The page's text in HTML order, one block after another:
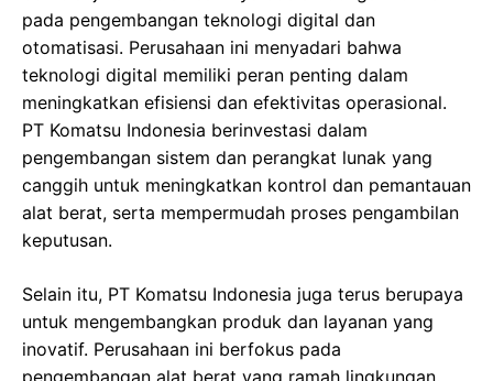
pada pengembangan teknologi digital dan
otomatisasi. Perusahaan ini menyadari bahwa
teknologi digital memiliki peran penting dalam
meningkatkan efisiensi dan efektivitas operasional.
PT Komatsu Indonesia berinvestasi dalam
pengembangan sistem dan perangkat lunak yang
canggih untuk meningkatkan kontrol dan pemantauan
alat berat, serta mempermudah proses pengambilan
keputusan.
Selain itu, PT Komatsu Indonesia juga terus berupaya
untuk mengembangkan produk dan layanan yang
inovatif. Perusahaan ini berfokus pada